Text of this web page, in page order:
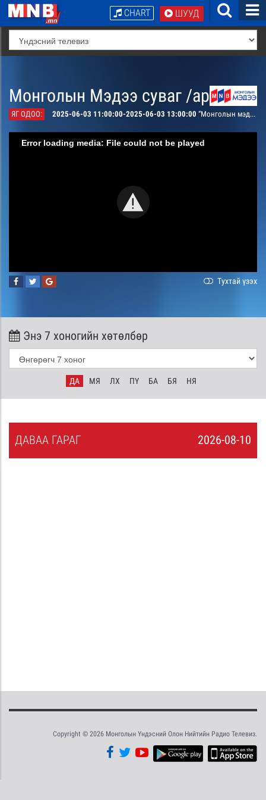
ШУУД
CHART
Монголын Мэдээ суваг /архив/
ЯГ ОДОО: 2025-06-03 11:00:00-2025-06-03 13:00:00 “Монголын мэдээ” мэдээллийн хөтөлбөр /шууд/
Error loading media: File could not be played
Тухтай үзэх
Энэ 7 хоногийн хөтөлбөр
ДА МЯ ЛХ ПҮ БА БЯ НЯ
2026-08-10
ДАВАА ГАРАГ
Copyright © 2026 Монголын Үндэсний Олон Нийтийн Радио Телевиз.